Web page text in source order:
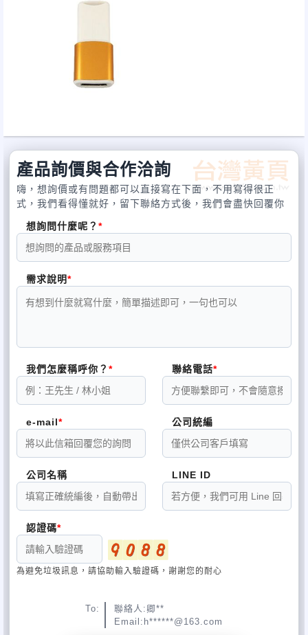
產品詢價與合作洽詢
嗨，想詢價或有問題都可以直接寫在下面，不用寫得很正
式，我們看得懂就好，留下聯絡方式後，我們會盡快回覆你
想詢問什麼呢？
需求說明
我們怎麼稱呼你？ 聯絡電話
e-mail 公司統編
公司名稱 LINE ID
認證碼
為避免垃圾訊息，請協助輸入驗證碼，謝謝您的耐心
To:
聯絡人:卿**
Email:h******@163.com